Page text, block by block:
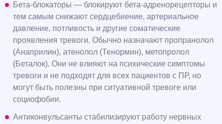
Бета-блокаторы — блокируют бета-адренорецепторы и
тем самым снижают сердцебиение, артериальное
давление, потливость и другие соматические
проявления тревоги. Обычно назначают пропранолол
(Анаприлин), атенолол (Тенормин), метопролол
(Беталок). Они не влияют на психические симптомы
тревоги и не подходят для всех пациентов с ПР, но
могут быть полезны при ситуативной тревоге или
социофобии.
Антиконвульсанты стабилизируют работу нервных